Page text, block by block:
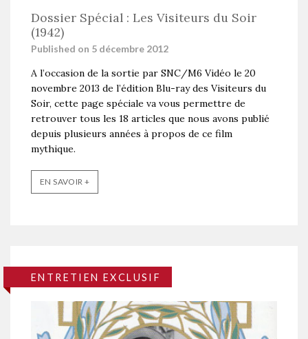
Dossier Spécial : Les Visiteurs du Soir
(1942)
Published on 5 décembre 2012
A l’occasion de la sortie par SNC/M6 Vidéo le 20
novembre 2013 de l’édition Blu-ray des Visiteurs du
Soir, cette page spéciale va vous permettre de
retrouver tous les 18 articles que nous avons publié
depuis plusieurs années à propos de ce film
mythique.
EN SAVOIR +
ENTRETIEN EXCLUSIF